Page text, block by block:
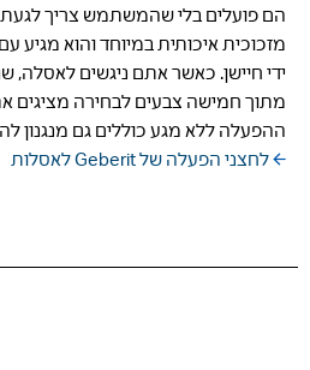
הם פועלים בלי שהמשתמש צריך
מזכוכית איכותית במיוחד והוא מגיע
ידי חיישן. כאשר אתם ניגשים לאסלה,
מתוך חמישה צבעים לבחירה מציגים
ההפעלה ללא מגע כוללים גם מנגנון
לחצני הפעלה של Geberit לאסלות